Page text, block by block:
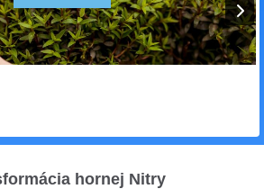
hornej Nitry